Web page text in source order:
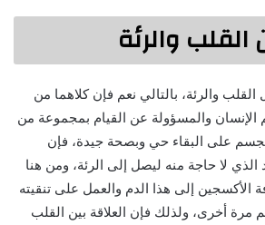
القلب والرئة
والرئة، بالتالي نعم فإن كلاهما من
الإنسان والمسؤولة عن القيام بمجموعة من
على البقاء حي وبصحة جيدة، فإن
لا حاجة منه ليصل إلى الرئة، ومن هنا
الأكسجين إلى هذا الدم والعمل على تنقيته
أخرى، ولذلك فإن العلاقة بين القلب